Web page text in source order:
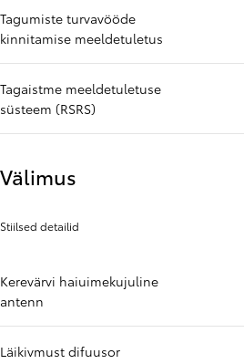
Tagumiste turvavööde
kinnitamise meeldetuletus
Tagaistme meeldetuletuse
süsteem (RSRS)
Välimus
Stiilsed detailid
Kerevärvi haiuimekujuline
antenn
Läikivmust difuusor